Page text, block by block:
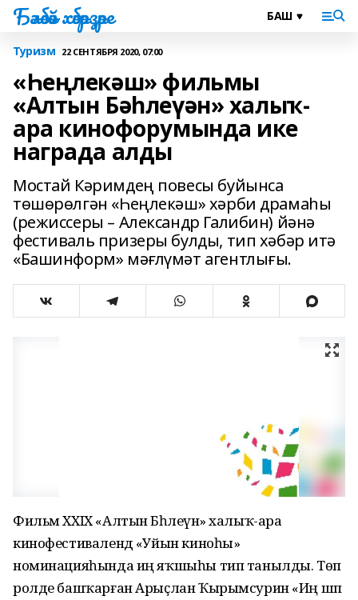
Бәләбәй хәбәрҙәре
Туризм 22 СЕНТЯБРЯ 2020, 07:00
«Һеңлекәш» фильмы
«Алтын Бәһлеүән» халыҡ-
ара кинофорумында ике
награда алды
Мостай Кәримдең повесы буйынса
төшөрөлгән «Һеңлекәш» хәрби драмаһы
(режиссеры – Александр Галибин) йәнә
фестиваль призеры булды, тип хәбәр итә
«Башинформ» мәғлүмәт агентлығы.
Фильм XXIX «Алтын Бәһлеүән» халыҡ-ара
кинофестивалендә «Уйын киноһы»
номинацияһында иң яҡшыһы тип танылды. Төп
ролде башҡарған Арыҫлан Ҡырымсурин «Иң шәп